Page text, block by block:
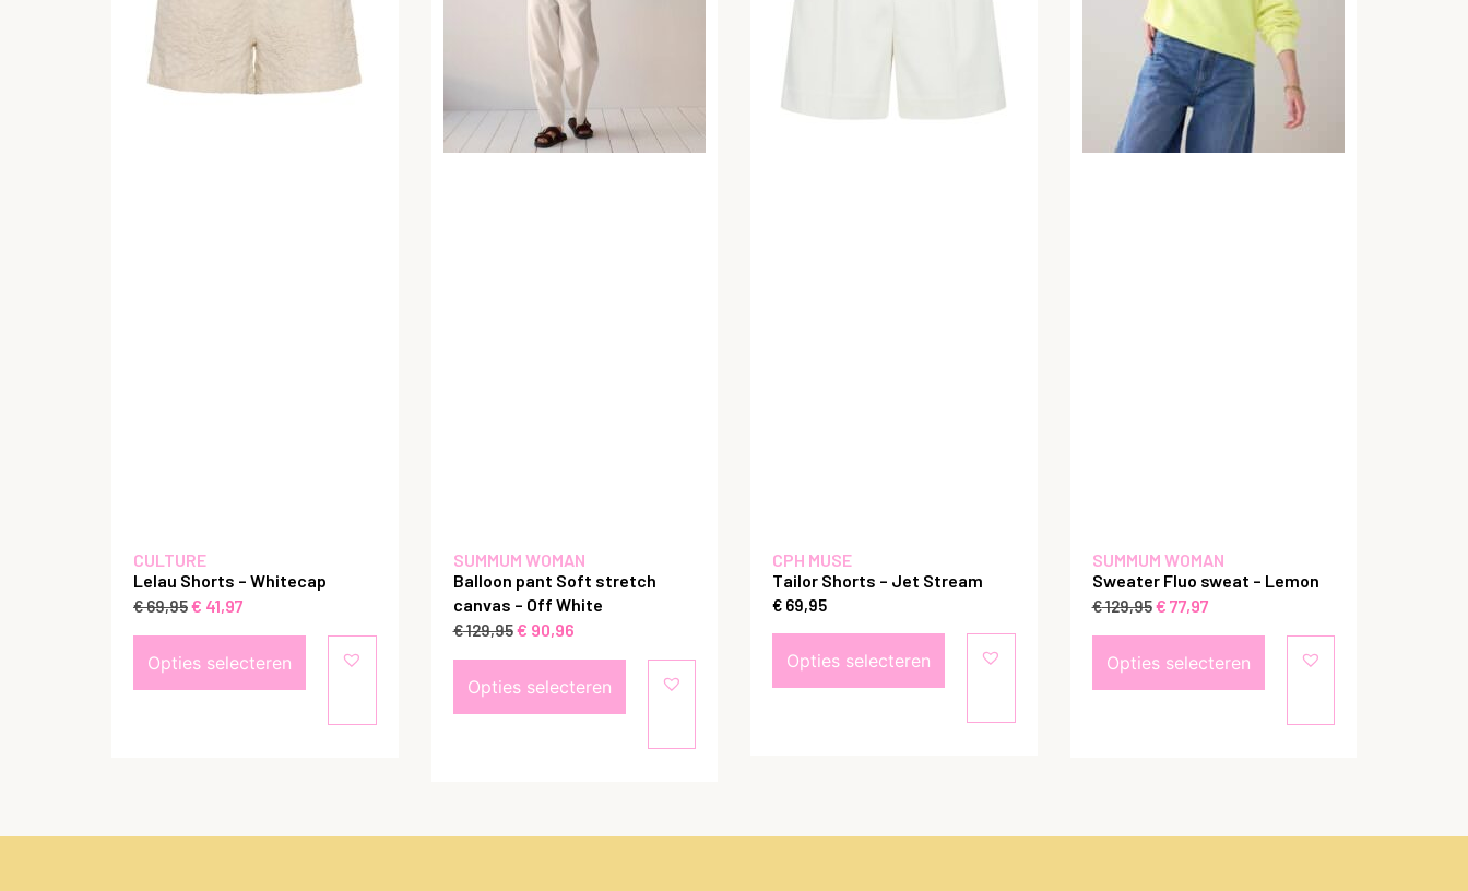
CULTURE
Lelau Shorts – Whitecap
€69,95€ 41,97
Opties selecteren
SUMMUM WOMAN
Balloon pant Soft stretch
canvas – Off White
€129,95€ 90,96
Opties selecteren
CPH MUSE
Tailor Shorts – Jet Stream
€ 69,95
Opties selecteren
SUMMUM WOMAN
Sweater Fluo sweat – Lemon
€129,95€ 77,97
Opties selecteren